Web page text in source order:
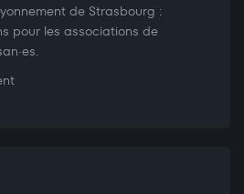
de Strasbourg :
pour les associations de